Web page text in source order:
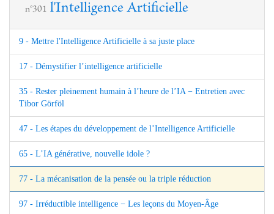
n°301 l'Intelligence Artificielle
9 - Mettre l'Intelligence Artificielle à sa juste place
17 - Démystifier l’intelligence artificielle
35 - Rester pleinement humain à l’heure de l’IA − Entretien avec
Tibor Görföl
47 - Les étapes du développement de l’Intelligence Artificielle
65 - L’IA générative, nouvelle idole ?
77 - La mécanisation de la pensée ou la triple réduction
97 - Irréductible intelligence − Les leçons du Moyen-Âge